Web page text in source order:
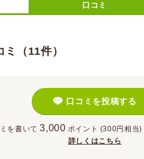
口コミ
（11件）
口コミを投稿する
を書いて 3,000 ポイント (300円相当)
詳しくはこちら